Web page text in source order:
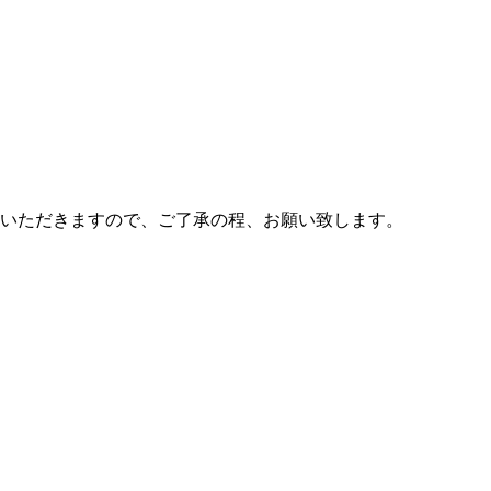
だきますので、ご了承の程、お願い致します。